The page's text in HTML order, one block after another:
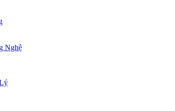
Nghệ